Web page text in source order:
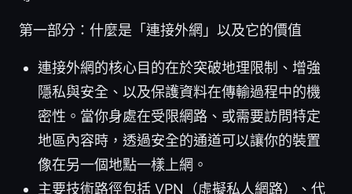
第一部分：什麼是「連接外網」以及它的價值
連接外網的核心目的在於突破地理限制、增強
隱私與安全、以及保護資料在傳輸過程中的機
密性。當你身處在受限網路、或需要訪問特定
地區內容時，透過安全的通道可以讓你的裝置
像在另一個地點一樣上網。
主要技術路徑包括 VPN（虛擬私人網路）、代